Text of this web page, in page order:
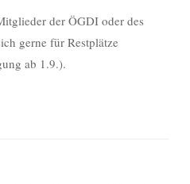
der ÖGDI oder des
gerne für Restplätze
ab 1.9.).